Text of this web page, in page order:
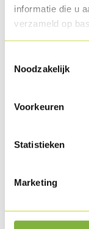
informatie die u
verzameld op
Noodzakelijk
Voorkeuren
Statistieken
Marketing
Cut the cherry
pepper into fine
and salt.
Fry the Turkey
pepper. Mix the
vinaigrette with
Arrange the food